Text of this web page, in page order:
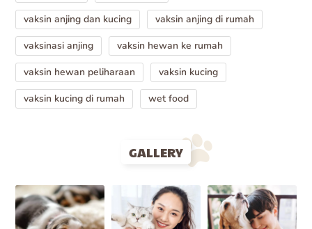
vaksin anjing dan kucing
vaksin anjing di rumah
vaksinasi anjing
vaksin hewan ke rumah
vaksin hewan peliharaan
vaksin kucing
vaksin kucing di rumah
wet food
GALLERY